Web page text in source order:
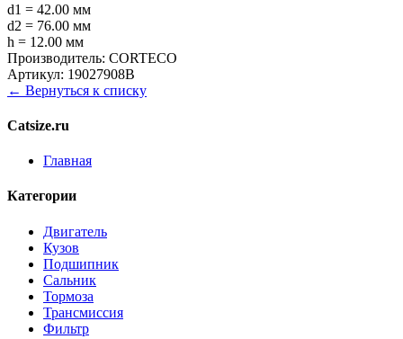
d1 = 42.00 мм
d2 = 76.00 мм
h = 12.00 мм
Производитель: CORTECO
Артикул: 19027908B
← Вернуться к списку
Catsize.ru
Главная
Категории
Двигатель
Кузов
Подшипник
Сальник
Тормоза
Трансмиссия
Фильтр